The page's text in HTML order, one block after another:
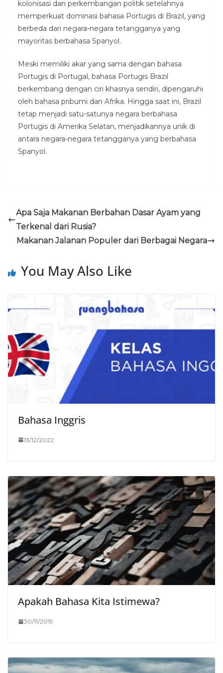
kolonisasi dan perkembangan politik setelahnya
memperkuat dominasi bahasa Portugis di Brazil, yang
berbeda dari negara-negara tetangganya yang
mayoritas berbahasa Spanyol.
Meski memiliki akar yang sama dengan bahasa
Portugis di Portugal, bahasa Portugis Brazil
berkembang dengan ciri khasnya sendiri, dipengaruhi
oleh bahasa pribumi dan Afrika. Hingga saat ini, Brazil
tetap menjadi satu-satunya negara berbahasa
Portugis di Amerika Selatan, menjadikannya unik di
antara negara-negara tetangganya yang berbahasa
Spanyol.
Apa Saja Makanan Berbahan Dasar Ayam yang
Terkenal dari Rusia?
Makanan Jalanan Populer dari Berbagai Negara
You May Also Like
Bahasa Inggris
13/12/2022
Apakah Bahasa Kita Istimewa?
30/11/2019